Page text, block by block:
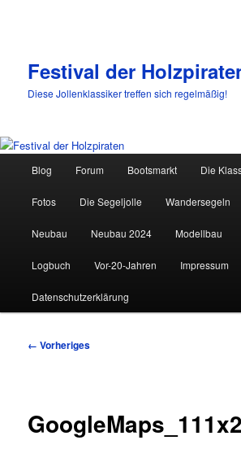
Festival der
Diese Jollenklassiker treffen sich regelmäßig!
Zum
primären
Inhalt
springen
Blog Forum Bootsmarkt Die
Fotos Die Segeljolle Wandersegeln
Neubau Neubau 2024 Modellbau
Logbuch Vor-20-Jahren Impressum
Datenschutzerklärung
Bilder-
← Vorheriges